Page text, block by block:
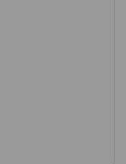
первые шаги в IT и
и работе в